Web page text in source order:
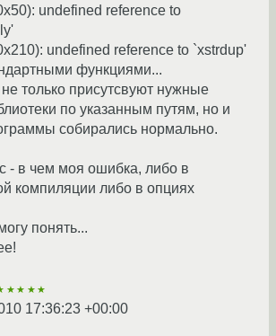
undefined reference to
undefined reference to `xstrdup'
функциями...
только присутсвуют нужные
по указанным путям, но и
собирались нормально.
- в чем моя ошибка, либо в
компиляции либо в опциях
понять...
17:36:23 +00:00